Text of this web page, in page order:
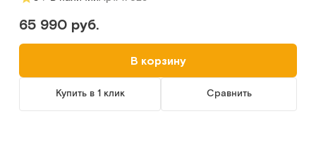
65 990 руб.
В корзину
Купить в 1 клик Сравнить